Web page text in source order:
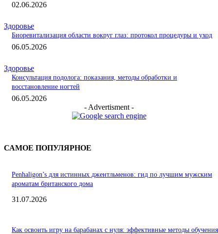
02.06.2026
Здоровье
Биоревитализация области вокруг глаз: протокол процедуры и уход
06.05.2026
Здоровье
Консультация подолога: показания, методы обработки и
восстановление ногтей
06.05.2026
- Advertisment -
САМОЕ ПОПУЛЯРНОЕ
Penhaligon’s для истинных джентльменов: гид по лучшим мужским
ароматам британского дома
31.07.2026
Как освоить игру на барабанах с нуля: эффективные методы